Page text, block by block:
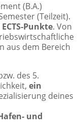
(B.A.)
(Teilzeit).
ECTS-Punkte. Von
aus dem Bereich
des 5.
ein
deines
und